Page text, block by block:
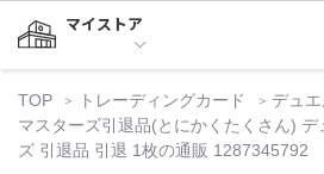
マイストア
TOP トレーディングカード デュ
マスターズ引退品(とにかくたくさん)
ズ 引退品 引退 1枚の通販 1287345792